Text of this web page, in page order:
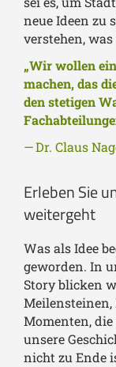
neue Ideen zu
verstehen,
„Wir wollen
machen, das
den stetigen
—Dr. Claus
Erleben Sie
weitergeht
Was als Idee
geworden. In
Story blicken
Meilensteinen,
Momenten, die
unsere
nicht zu Ende